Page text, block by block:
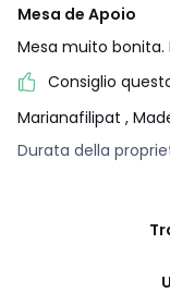
Mesa de Apoio
Mesa muito bonita.
Consiglio
Marianafilipat ,
Durata della